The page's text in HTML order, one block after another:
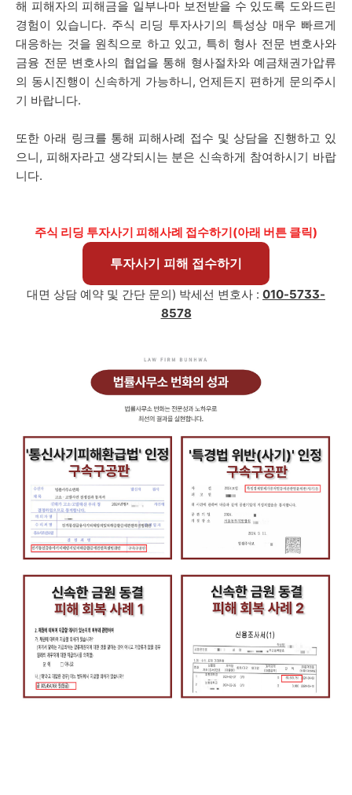
해 피해자의 피해금을 일부나마 보전받을 수 있도록 도와드린
경험이 있습니다. 주식 리딩 투자사기의 특성상 매우 빠르게
대응하는 것을 원칙으로 하고 있고, 특히 형사 전문 변호사와
금융 전문 변호사의 협업을 통해 형사절차와 예금채권가압류
의 동시진행이 신속하게 가능하니, 언제든지 편하게 문의주시
기 바랍니다.
또한 아래 링크를 통해 피해사례 접수 및 상담을 진행하고 있
으니, 피해자라고 생각되시는 분은 신속하게 참여하시기 바랍
니다.
주식 리딩 투자사기 피해사례 접수하기(아래 버튼 클릭)
투자사기 피해 접수하기
대면 상담 예약 및 간단 문의) 박세선 변호사 : 010-5733-
8578